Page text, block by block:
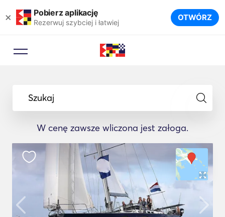
× Pobierz aplikację
Rezerwuj szybciej i łatwiej OTWÓRZ
Szukaj
W cenę zawsze wliczona jest załoga.